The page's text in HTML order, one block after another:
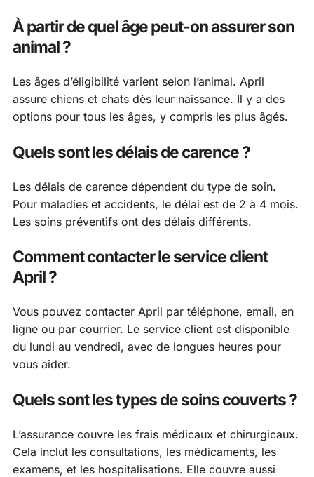
À partir de quel âge peut-on assurer son
animal ?
Les âges d’éligibilité varient selon l’animal. April
assure chiens et chats dès leur naissance. Il y a des
options pour tous les âges, y compris les plus âgés.
Quels sont les délais de carence ?
Les délais de carence dépendent du type de soin.
Pour maladies et accidents, le délai est de 2 à 4 mois.
Les soins préventifs ont des délais différents.
Comment contacter le service client
April ?
Vous pouvez contacter April par téléphone, email, en
ligne ou par courrier. Le service client est disponible
du lundi au vendredi, avec de longues heures pour
vous aider.
Quels sont les types de soins couverts ?
L’assurance couvre les frais médicaux et chirurgicaux.
Cela inclut les consultations, les médicaments, les
examens, et les hospitalisations. Elle couvre aussi